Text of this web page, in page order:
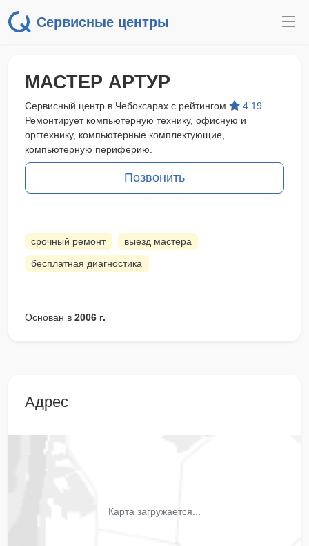
Сервисные центры
МАСТЕР АРТУР
Сервисный центр в Чебоксарах с рейтингом 4.19
Ремонтирует компьютерную технику, офисную и
оргтехнику, компьютерные комплектующие,
компьютерную периферию.
Позвонить
срочный ремонт выезд мастера
бесплатная диагностика
Основан в 2006 г.
Адрес
Карта загружается...